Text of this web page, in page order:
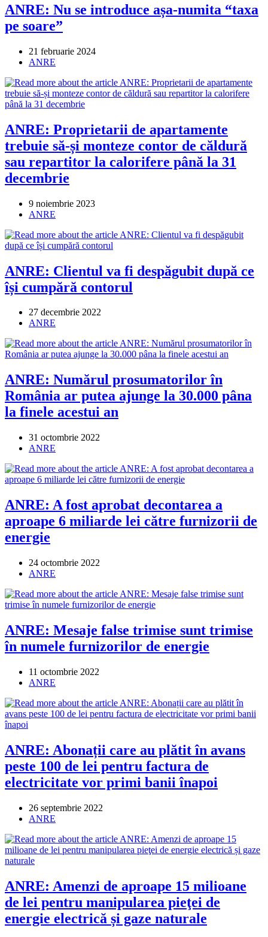
ANRE: Nu se introduce așa-numita “taxa
pe soare”
Post
published:
21 februarie 2024
Post
ANRE
ANRE: Proprietarii de apartamente
trebuie să-și monteze contor de căldură
sau repartitor la calorifere până la 31
decembrie
Post
published:
9 noiembrie 2023
Post
ANRE
ANRE: Clientul va fi despăgubit după ce
își cumpără contorul
Post
published:
27 decembrie 2022
Post
ANRE
ANRE: Numărul prosumatorilor în
România ar putea ajunge la 30.000 pâna
la finele acestui an
Post
published:
31 octombrie 2022
Post
ANRE
ANRE: A fost aprobat decontarea a
aproape 6 miliarde lei către furnizorii de
energie
Post
published:
24 octombrie 2022
Post
ANRE
ANRE: Mesaje false trimise sunt trimise
în numele furnizorilor de energie
Post
published:
11 octombrie 2022
Post
ANRE
ANRE: Abonații care au plătit în avans
peste 100 de lei pentru factura de
electricitate vor primi banii înapoi
Post
published:
26 septembrie 2022
Post
ANRE
ANRE: Amenzi de aproape 15 milioane
de lei pentru manipularea pieţei de
energie electrică și gaze naturale